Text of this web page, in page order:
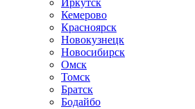
Кемерово
Красноярск
Новокузнецк
Новосибирск
Омск
Томск
Братск
Бодайбо